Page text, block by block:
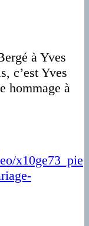
à Yves
c’est Yves
hommage à
x10ge73_pie